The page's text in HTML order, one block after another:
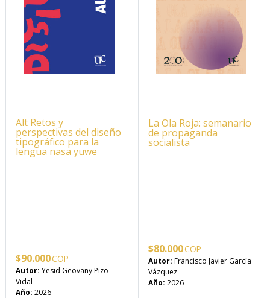
Alt Retos y
perspectivas del diseño
tipográfico para la
lengua nasa yuwe
$90.000
Autor: Yesid Geovany Pizo
Vidal
Año: 2026
La Ola Roja: semanario
de propaganda
socialista
$80.000
Autor: Francisco Javier García
Vázquez
Año: 2026